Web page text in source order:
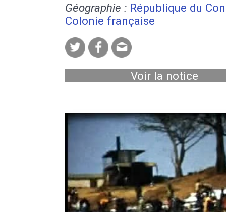
Géographie : République du
Colonie française
Voir la notice